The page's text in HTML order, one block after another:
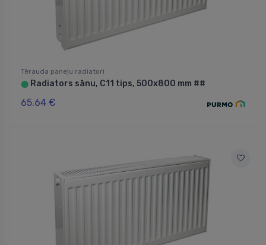
Tērauda paneļu radiatori
⬤ Radiators sānu, C11 tips, 500x800 mm ##
65.64 €